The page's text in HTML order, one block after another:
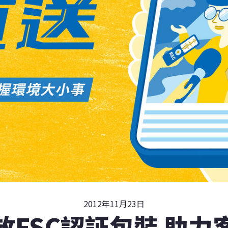
2012年11月23日